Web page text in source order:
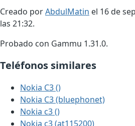
Creado porAbdulMatin el 16 de
las 21:32.
Probado con Gammu 1.31.0.
Teléfonos similares
Nokia C3 ()
Nokia C3 (bluephonet)
Nokia c3 ()
Nokia c3 (at115200)